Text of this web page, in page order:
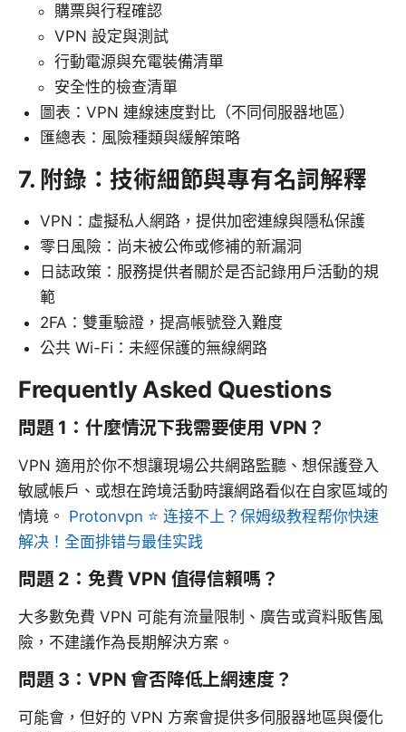
購票與行程確認
VPN 設定與測試
行動電源與充電裝備清單
安全性的檢查清單
圖表：VPN 連線速度對比（不同伺服器地區）
匯總表：風險種類與緩解策略
7. 附錄：技術細節與專有名詞解釋
VPN：虛擬私人網路，提供加密連線與隱私保護
零日風險：尚未被公佈或修補的新漏洞
日誌政策：服務提供者關於是否記錄用戶活動的規
範
2FA：雙重驗證，提高帳號登入難度
公共 Wi-Fi：未經保護的無線網路
Frequently Asked Questions
問題 1：什麼情況下我需要使用 VPN？
VPN 適用於你不想讓現場公共網路監聽、想保護登入
敏感帳戶、或想在跨境活動時讓網路看似在自家區域的
情境。 Protonvpn ⭐ 连接不上？保姆级教程帮你快速
解决！全面排错与最佳实践
問題 2：免費 VPN 值得信賴嗎？
大多數免費 VPN 可能有流量限制、廣告或資料販售風
險，不建議作為長期解決方案。
問題 3：VPN 會否降低上網速度？
可能會，但好的 VPN 方案會提供多伺服器地區與優化